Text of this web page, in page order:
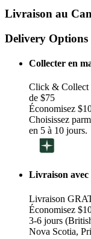
Livraison au
Delivery Options
Collecter en
Click & Collect
de $75
Économisez
Choisissez
en 5 à 10 jours.
Livraison
Livraison
Économisez
3-6 jours
Nova Scotia,